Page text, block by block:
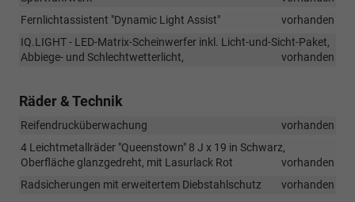
Fernlichtassistent "Dynamic Light Assist"
vorhanden
IQ.LIGHT - LED-Matrix-Scheinwerfer inkl. Licht-und-Sicht-Paket,
Abbiege- und Schlechtwetterlicht,
vorhanden
Räder & Technik
Reifendrucküberwachung
vorhanden
4 Leichtmetallräder "Queenstown" 8 J x 19 in Schwarz,
Oberfläche glanzgedreht, mit Lasurlack Rot
vorhanden
Radsicherungen mit erweitertem Diebstahlschutz
vorhanden